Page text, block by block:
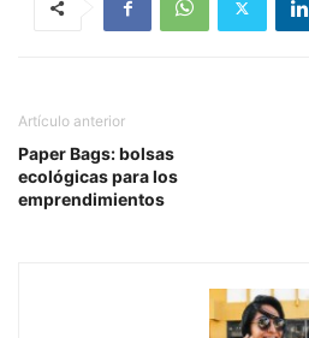
Artículo anterior
Paper Bags: bolsas
ecológicas para los
emprendimientos